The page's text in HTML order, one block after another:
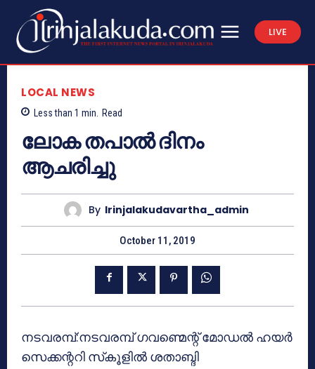
LIVE
LOCAL NEWS
Less than 1 min. Read
ലോക തപാല്‍ ദിനം
ആചരിച്ചു
By Irinjalakudavartha_admin
October 11, 2019
നടവരമ്പ്:നടവരമ്പ് ഗവണ്മെന്റ് മോഡല്‍ ഹയര്‍
സെക്കന്ററി സ്‌കൂളില്‍ ശതാബ്ദി